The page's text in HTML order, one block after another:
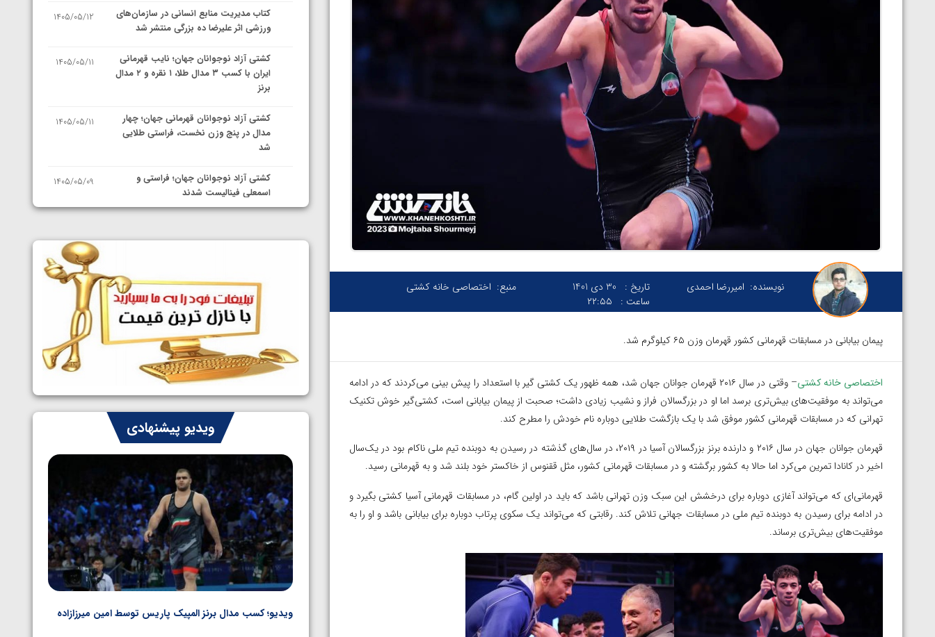
نویسنده: امیررضا احمدی تاریخ :
30 دی 1401
ساعت :
۲۲:۵۵
منبع: اختصاصی خانه کشتی
پیمان بیابانی در مسابقات قهرمانی کشور قهرمان وزن ۶۵ کیلوگرم شد.
اختصاصی خانه کشتی
– وقتی در سال ۲۰۱۶ قهرمان جوانان جهان شد، همه ظهور یک کشتی گیر با استعداد را پیش بینی می‌کردند که در ادامه
می‌تواند به موفقیت‌های بیش‌تری برسد اما او در بزرگسالان فراز و نشیب زیادی داشت؛ صحبت از پیمان بیابانی است، کشتی‌گیر خوش تکنیک
تهرانی که در مسابقات قهرمانی کشور موفق شد با یک بازگشت طلایی دوباره نام خودش را مطرح کند.
قهرمان جوانان جهان در سال ۲۰۱۶ و دارنده برنز بزرگسالان آسیا در ۲۰۱۹، در سال‌های گذشته در رسیدن به دوبنده تیم ملی ناکام بود در یک‌سال
اخیر در کانادا تمرین می‌کرد اما حالا به کشور برگشته و در مسابقات قهرمانی کشور، مثل ققنوس از خاکستر خود بلند شد و به قهرمانی رسید.
قهرمانی‌ای که می‌تواند آغازی دوباره برای درخشش این سبک وزن تهرانی باشد که باید در اولین گام، در مسابقات قهرمانی آسیا کشتی بگیرد و
در ادامه برای رسیدن به دوبنده تیم ملی در مسابقات جهانی تلاش کند. رقابتی که می‌تواند یک سکوی پرتاب دوباره برای بیابانی باشد و او را به
موفقیت‌های بیش‌تری برساند‌.
کتاب مدیریت منابع انسانی در سازمان‌های
ورزشی اثر علیرضا ده بزرگی منتشر شد
1405/05/12
کشتی آزاد نوجوانان جهان؛ نایب قهرمانی
ایران با کسب ۳ مدال طلا، ۱ نقره و ۲ مدال
برنز
1405/05/11
کشتی آزاد نوجوانان قهرمانی جهان؛ چهار
مدال در پنج وزن نخست، فراستی طلایی
شد
1405/05/11
کشتی آزاد نوجوانان جهان؛ فراستی و
اسمعلی فینالیست شدند
1405/05/09
نمایندگان ایران مشخص شدند
سوم برای ایران
1405/05/07
ایران چشم به راه چهار مدال در پنج وزن
دوم کشتی فرنگی نوجوانان جهان
1405/05/06
ویدیو پیشنهادی
ویدیو؛ پیروزی هادی ساروی مقابل آرتور الکسانیان در فینال
المپیک پاریس
ویدیو؛ برد قاطع مهمدی مقابل کلمبیا در دور اول المپیک
پاریس
ویدیو؛ کسب مدال برنز المپیک پاریس توسط امین میرزازاده